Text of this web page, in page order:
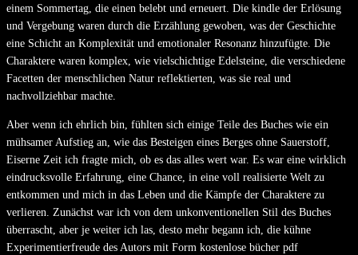
einem Sommertag, die einen belebt und erneuert. Die kindle der Erlösung
und Vergebung waren durch die Erzählung gewoben, was der Geschichte
eine Schicht an Komplexität und emotionaler Resonanz hinzufügte. Die
Charaktere waren komplex, wie vielschichtige Edelsteine, die verschiedene
Facetten der menschlichen Natur reflektierten, was sie real und
nachvollziehbar machte.
Aber wenn ich ehrlich bin, fühlten sich einige Teile des Buches wie ein
mühsamer Aufstieg an, wie das Besteigen eines Berges ohne Sauerstoff,
Eiserne Zeit ich fragte mich, ob es das alles wert war. Es war eine wirklich
eindrucksvolle Erfahrung, eine Chance, in eine voll realisierte Welt zu
entkommen und mich in das Leben und die Kämpfe der Charaktere zu
verlieren. Zunächst war ich von dem unkonventionellen Stil des Buches
überrascht, aber je weiter ich las, desto mehr begann ich, die kühne
Experimentierfreude des Autors mit Form kostenlose bücher pdf